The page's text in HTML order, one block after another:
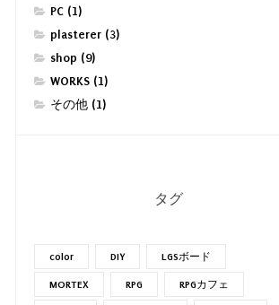
PC (1)
plasterer (3)
shop (9)
WORKS (1)
その他 (1)
タグ
color DIY LGSボード
MORTEX RPG RPGカフェ